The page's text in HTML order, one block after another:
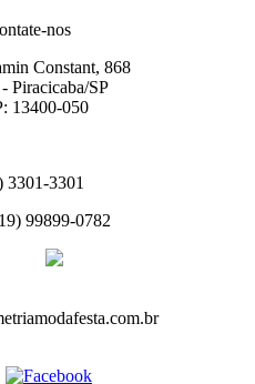
nos
Constant, 868
Piracicaba/SP
13400-050
3301-3301
99899-0782